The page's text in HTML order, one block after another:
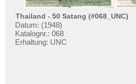
Thailand - 50 Satang (#068_UNC)
Datum: (1948)
Katalognr.: 068
Erhaltung: UNC